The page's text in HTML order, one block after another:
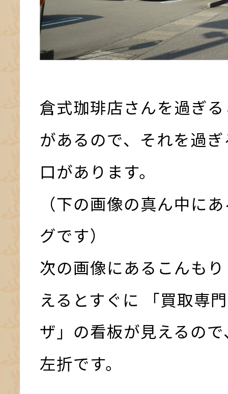
倉式珈琲店さんを過ぎ
があるので、それを過
口があります。
（下の画像の真ん中に
グです）
次の画像にあるこんも
えるとすぐに 「買取専
ザ」の看板が見えるの
左折です。